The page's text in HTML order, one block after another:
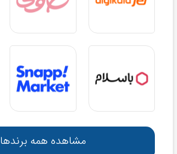
مشاهده همه برندها